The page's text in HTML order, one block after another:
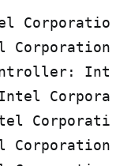
Corporation